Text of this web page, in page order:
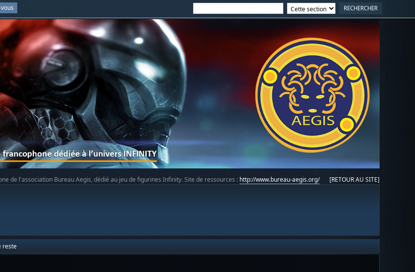
[RETOUR AU SITE]
de l'association Bureau Aegis, dédié au jeu de figurines Infinity. Site de ressources : http://www.bureau-aegis.org/
reste